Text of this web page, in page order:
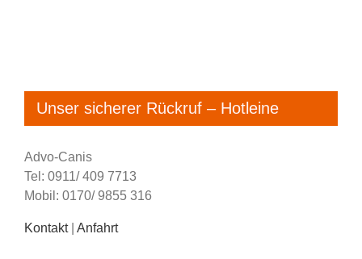
Unser sicherer Rückruf – Hotleine
Advo-Canis
Tel: 0911/ 409 7713
Mobil: 0170/ 9855 316
Kontakt| Anfahrt